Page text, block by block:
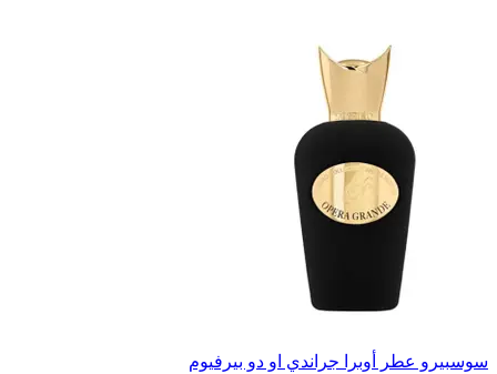
سوسبيرو عطر أوبرا جراندي او دو بيرفيوم